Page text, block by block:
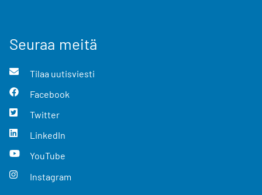
Seuraa meitä
Tilaa uutisviesti
Facebook
Twitter
LinkedIn
YouTube
Instagram